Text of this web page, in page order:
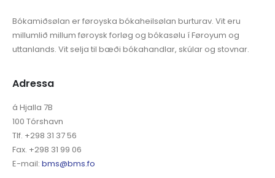
Bókamiðsølan er føroyska bókaheilsølan burturav. Vit eru
millumlið millum føroysk forløg og bókasølu í Føroyum og
uttanlands. Vit selja til bæði bókahandlar, skúlar og stovnar.
Adressa
á Hjalla 7B
100 Tórshavn
Tlf. +298 31 37 56
Fax. +298 31 99 06
E-mail: bms@bms.fo